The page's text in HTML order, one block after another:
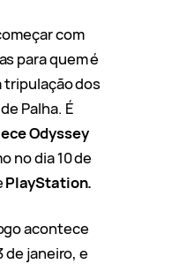
com
para quem é
tripulação dos
Palha. É
Odyssey
no dia 10 de
PlayStation.
acontece
de janeiro, e